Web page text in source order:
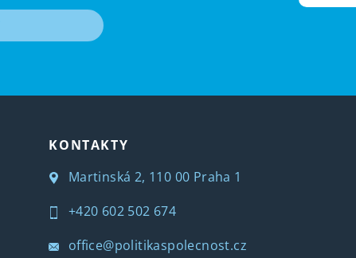
KONTAKTY
Martinská 2, 110 00 Praha 1
+420 602 502 674
office@politikaspolecnost.cz